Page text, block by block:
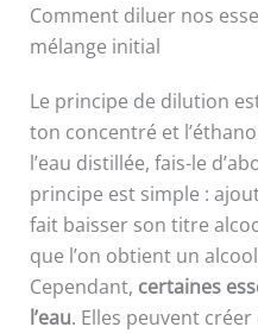
Comment diluer nos
mélange initial
Le principe de dilution
ton concentré et
l’eau distillée, fais-le
principe est simple :
fait baisser son titre
que l’on obtient un
Cependant, certaines
l’eau. Elles peuvent